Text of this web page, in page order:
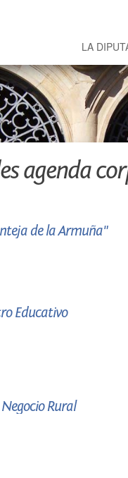
LA
agenda
de la Armuña"
Educativo
Rural